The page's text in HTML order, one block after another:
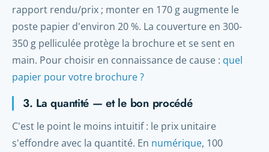
rapport rendu/prix ; monter en 170 g augmente le
poste papier d'environ 20 %. La couverture en 300-
350 g pelliculée protège la brochure et se sent en
main. Pour choisir en connaissance de cause : quel
papier pour votre brochure ?
3. La quantité — et le bon procédé
C'est le point le moins intuitif : le prix unitaire
s'effondre avec la quantité. En numérique, 100